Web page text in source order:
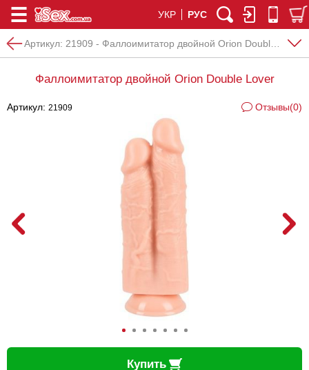
УКР РУС
Артикул: 21909 - Фаллоимитатор двойной Orion Double Lover
Фаллоимитатор двойной Orion Double Lover
Артикул: 21909 Отзывы(0)
Купить